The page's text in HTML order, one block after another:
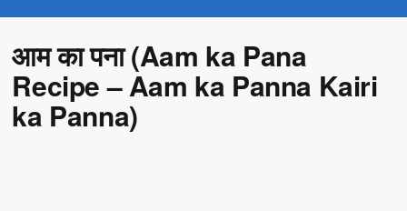
आम का पना (Aam ka Pana
Recipe – Aam ka Panna Kairi
ka Panna)